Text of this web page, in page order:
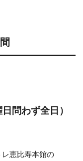
問わず全日）
恵比寿本館の